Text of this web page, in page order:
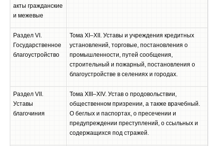
акты гражданские
и межевые
Раздел VI.
Государственное
благоустройство
Тома XI–XII. Уставы и учреждения кредитных
установлений, торговые, постановления о
промышленности, путей сообщения,
строительный и пожарный, постановления о
благоустройстве в селениях и городах.
Раздел VII.
Уставы
благочиния
Тома XIII–XIV. Устав о продовольствии,
общественном призрении, а также врачебный.
О беглых и паспортах, о пресечении и
предупреждении преступлений, о ссыльных и
содержащихся под стражей.